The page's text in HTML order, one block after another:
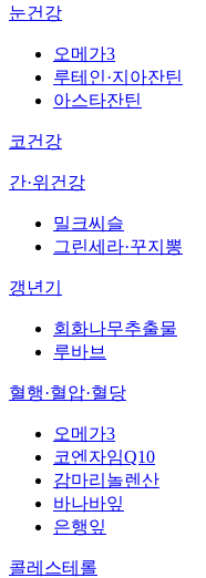
눈건강
오메가3
루테인·지아잔틴
아스타잔틴
코건강
간·위건강
밀크씨슬
그린세라·꾸지뽕
갱년기
회화나무추출물
루바브
혈행·혈압·혈당
오메가3
코엔자임Q10
감마리놀렌산
바나바잎
은행잎
콜레스테롤